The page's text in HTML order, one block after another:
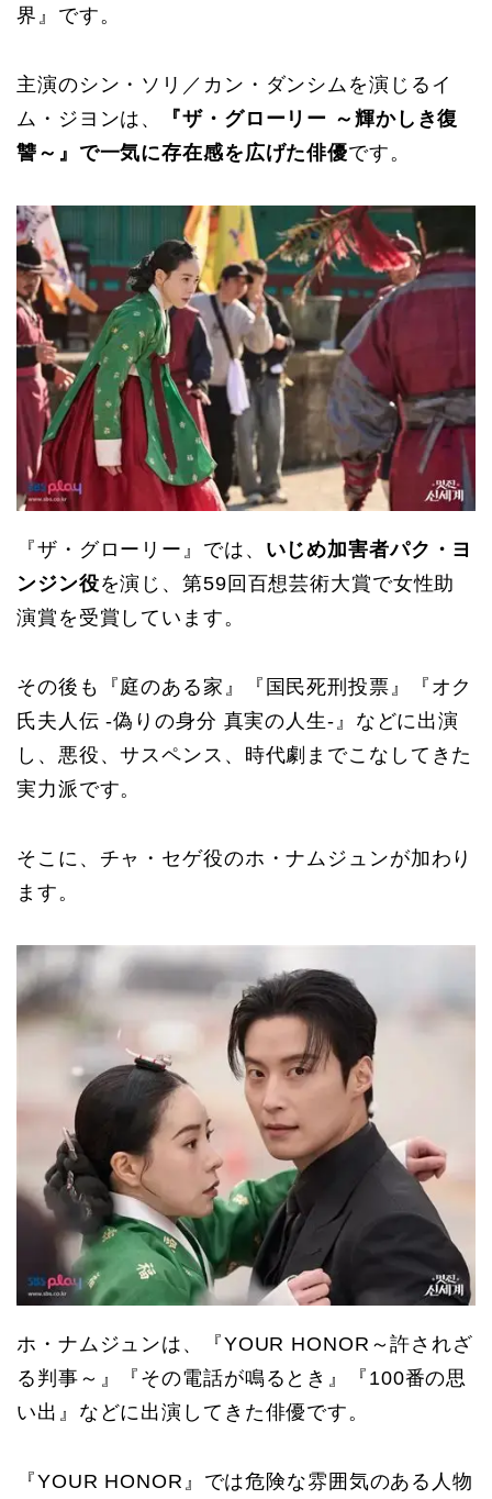
界』です。
主演のシン・ソリ／カン・ダンシムを演じるイ
ム・ジヨンは、
『ザ・グローリー ～輝かしき復
讐～』で一気に存在感を広げた俳優です。
『ザ・グローリー』では、 いじめ加害者パク・ヨ
ンジン役を演じ、第59回百想芸術大賞で女性助
演賞を受賞しています。
その後も『庭のある家』『国民死刑投票』『オク
氏夫人伝 -偽りの身分 真実の人生-』などに出演
し、悪役、サスペンス、時代劇までこなしてきた
実力派です。
そこに、チャ・セゲ役のホ・ナムジュンが加わり
ます。
ホ・ナムジュンは、『YOUR HONOR～許されざ
る判事～』『その電話が鳴るとき』『100番の思
い出』などに出演してきた俳優です。
『YOUR HONOR』では危険な雰囲気のある人物